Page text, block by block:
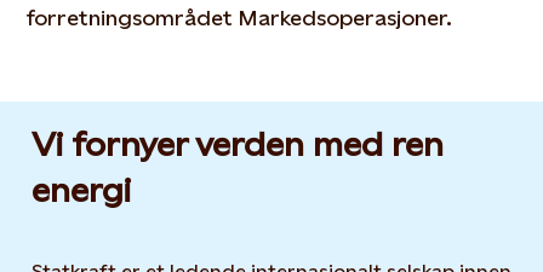
forretningsområdet Markedsoperasjoner.
Vi fornyer verden med ren
energi